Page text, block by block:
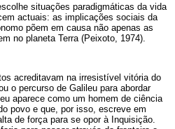
situações paradigmáticas da vida
actuais: as implicações sociais da
põem em causa não apenas as
no planeta Terra (Peixoto, 1974).
acreditavam na irresistível vitória do
o percurso de Galileu para abordar
aparece como um homem de ciência
povo e que, por isso, escreve em
de força para se opor à Inquisição.